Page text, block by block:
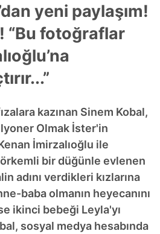
yeni paylaşım!
“Bu fotoğraflar
kazınan Sinem Kobal,
Olmak İster'in
İmirzalıoğlu ile
bir düğünle evlenen
adını verdikleri kızlarına
baba olmanın heyecanını
ikinci bebeği Leyla'yı
sosyal medya hesabında